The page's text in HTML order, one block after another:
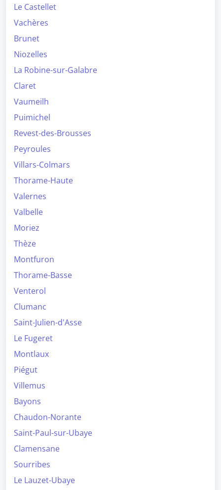
Le Castellet
Vachères
Brunet
Niozelles
La Robine-sur-Galabre
Claret
Vaumeilh
Puimichel
Revest-des-Brousses
Peyroules
Villars-Colmars
Thorame-Haute
Valernes
Valbelle
Moriez
Thèze
Montfuron
Thorame-Basse
Venterol
Clumanc
Saint-Julien-d'Asse
Le Fugeret
Montlaux
Piégut
Villemus
Bayons
Chaudon-Norante
Saint-Paul-sur-Ubaye
Clamensane
Sourribes
Le Lauzet-Ubaye